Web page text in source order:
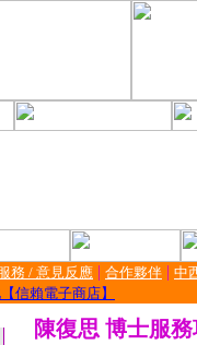
務 / 意見反應 | 合作夥伴 | 中
信賴電子商店】
陳復思 博士服務